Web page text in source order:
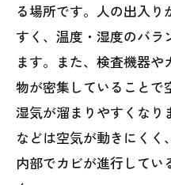
る場所です。人の出入
すく、温度・湿度のバラ
ます。また、検査機器や
物が密集していることで
湿気が溜まりやすくなり
などは空気が動きにく
内部でカビが進行して